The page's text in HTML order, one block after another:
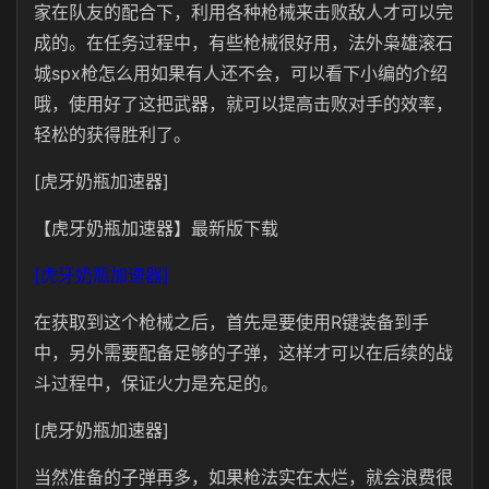
家在队友的配合下，利用各种枪械来击败敌人才可以完
成的。在任务过程中，有些枪械很好用，法外枭雄滚石
城spx枪怎么用如果有人还不会，可以看下小编的介绍
哦，使用好了这把武器，就可以提高击败对手的效率，
轻松的获得胜利了。
[虎牙奶瓶加速器]
【虎牙奶瓶加速器】最新版下载
[虎牙奶瓶加速器]
在获取到这个枪械之后，首先是要使用R键装备到手
中，另外需要配备足够的子弹，这样才可以在后续的战
斗过程中，保证火力是充足的。
[虎牙奶瓶加速器]
当然准备的子弹再多，如果枪法实在太烂，就会浪费很